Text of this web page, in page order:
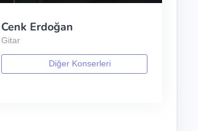
Cenk Erdoğan
Gitar
Diğer Konserleri